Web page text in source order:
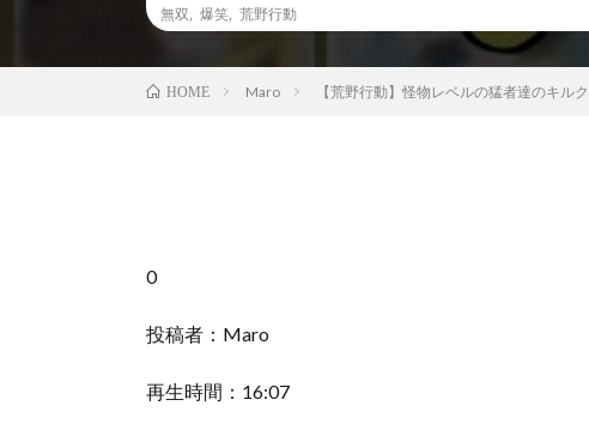
無双
爆笑 荒野行動
HOME Maro 【荒野行動】怪物レベルの猛者達のキル
0
投稿者：Maro
再生時間：16:07